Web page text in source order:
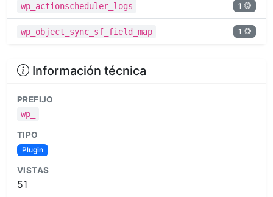
wp_actionscheduler_logs 1
wp_object_sync_sf_field_map 1
Información técnica
PREFIJO
wp_
TIPO
Plugin
VISTAS
51